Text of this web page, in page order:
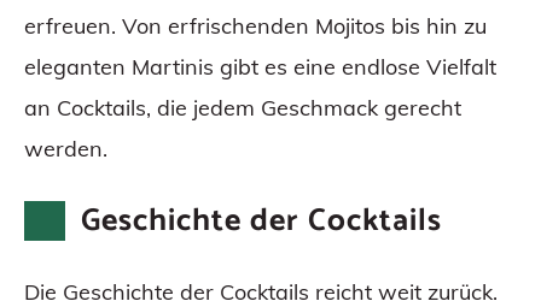
erfreuen. Von erfrischenden Mojitos bis hin zu
eleganten Martinis gibt es eine endlose Vielfalt
an Cocktails, die jedem Geschmack gerecht
werden.
Geschichte der Cocktails
Die Geschichte der Cocktails reicht weit zurück.